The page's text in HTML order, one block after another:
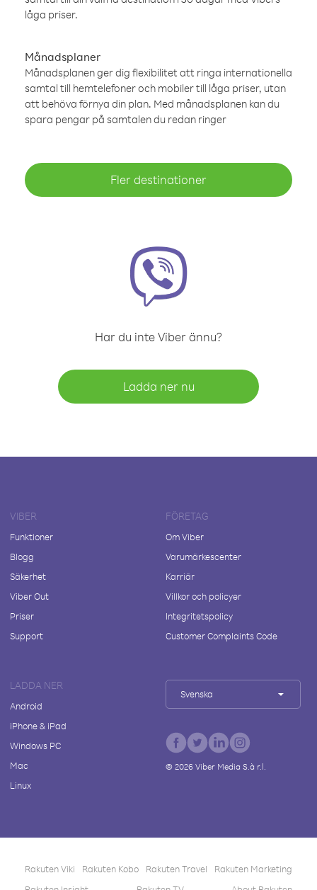
låga priser.
Månadsplaner
Månadsplanen ger dig flexibilitet att ringa internationella
samtal till hemtelefoner och mobiler till låga priser, utan
att behöva förnya din plan. Med månadsplanen kan du
spara pengar på samtalen du redan ringer
Fler destinationer
Har du inte Viber ännu?
Ladda ner nu
VIBER
Funktioner
Blogg
Säkerhet
Viber Out
Priser
Support
FÖRETAG
Om Viber
Varumärkescenter
Karriär
Villkor och policyer
Integritetspolicy
Customer Complaints Code
LADDA NER
Android
iPhone & iPad
Windows PC
Mac
Linux
Svenska
© 2026Viber Media S.à r.l.
Rakuten Viki Rakuten Kobo Rakuten Travel
Rakuten Marketing